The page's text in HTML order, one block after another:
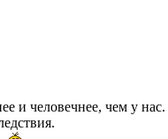
и человечнее, чем у нас.